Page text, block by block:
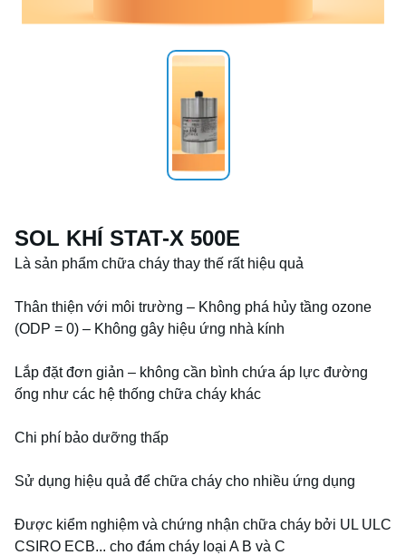
SOL KHÍ STAT-X 500E
Là sản phẩm chữa cháy thay thế rất hiệu quả
Thân thiện với môi trường – Không phá hủy tầng ozone
(ODP = 0) – Không gây hiệu ứng nhà kính
Lắp đặt đơn giản – không cần bình chứa áp lực đường
ống như các hệ thống chữa cháy khác
Chi phí bảo dưỡng thấp
Sử dụng hiệu quả để chữa cháy cho nhiều ứng dụng
Được kiểm nghiệm và chứng nhận chữa cháy bởi UL ULC
CSIRO ECB... cho đám cháy loại A B và C